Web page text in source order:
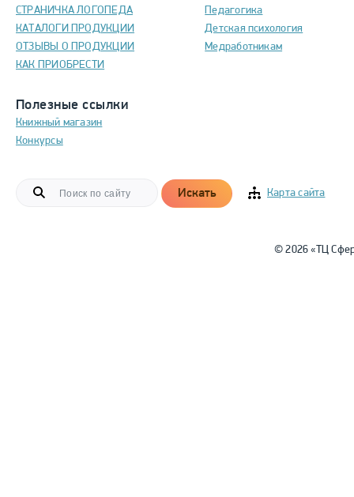
СТРАНИЧКА ЛОГОПЕДА
КАТАЛОГИ ПРОДУКЦИИ
ОТЗЫВЫ О ПРОДУКЦИИ
КАК ПРИОБРЕСТИ
Полезные ссылки
Книжный магазин
Конкурсы
Педагогика
Детская психология
Медработникам
Искать Карта сайта
© 2026 «ТЦ